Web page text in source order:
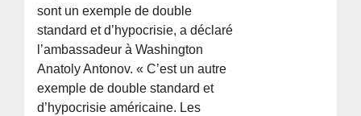
sont un exemple de double
standard et d’hypocrisie, a déclaré
l’ambassadeur à Washington
Anatoly Antonov. « C’est un autre
exemple de double standard et
d’hypocrisie américaine. Les